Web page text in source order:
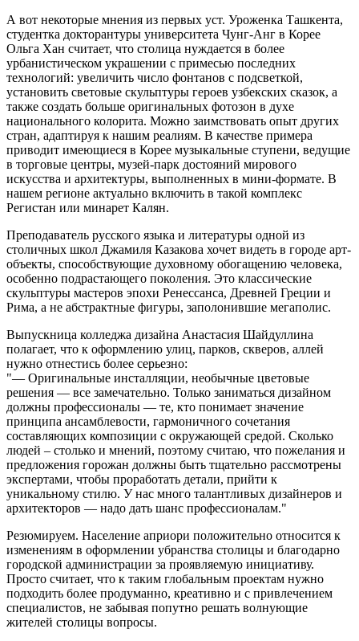
А вот некоторые мнения из первых уст. Уроженка Ташкента,
студентка докторантуры университета Чунг-Анг в Корее
Ольга Хан считает, что столица нуждается в более
урбанистическом украшении с примесью последних
технологий: увеличить число фонтанов с подсветкой,
установить световые скульптуры героев узбекских сказок, а
также создать больше оригинальных фотозон в духе
национального колорита. Можно заимствовать опыт других
стран, адаптируя к нашим реалиям. В качестве примера
приводит имеющиеся в Корее музыкальные ступени, ведущие
в торговые центры, музей-парк достояний мирового
искусства и архитектуры, выполненных в мини-формате. В
нашем регионе актуально включить в такой комплекс
Регистан или минарет Калян.
Преподаватель русского языка и литературы одной из
столичных школ Джамиля Казакова хочет видеть в городе арт-
объекты, способствующие духовному обогащению человека,
особенно подрастающего поколения. Это классические
скульптуры мастеров эпохи Ренессанса, Древней Греции и
Рима, а не абстрактные фигуры, заполонившие мегаполис.
Выпускница колледжа дизайна Анастасия Шайдуллина
полагает, что к оформлению улиц, парков, скверов, аллей
нужно отнестись более серьезно:
— Оригинальные инсталляции, необычные цветовые
решения — все замечательно. Только заниматься дизайном
должны профессионалы — те, кто понимает значение
принципа ансамблевости, гармоничного сочетания
составляющих композиции с окружающей средой. Сколько
людей – столько и мнений, поэтому считаю, что пожелания и
предложения горожан должны быть тщательно рассмотрены
экспертами, чтобы проработать детали, прийти к
уникальному стилю. У нас много талантливых дизайнеров и
архитекторов — надо дать шанс профессионалам.
Резюмируем. Население априори положительно относится к
изменениям в оформлении убранства столицы и благодарно
городской администрации за проявляемую инициативу.
Просто считает, что к таким глобальным проектам нужно
подходить более продуманно, креативно и с привлечением
специалистов, не забывая попутно решать волнующие
жителей столицы вопросы.